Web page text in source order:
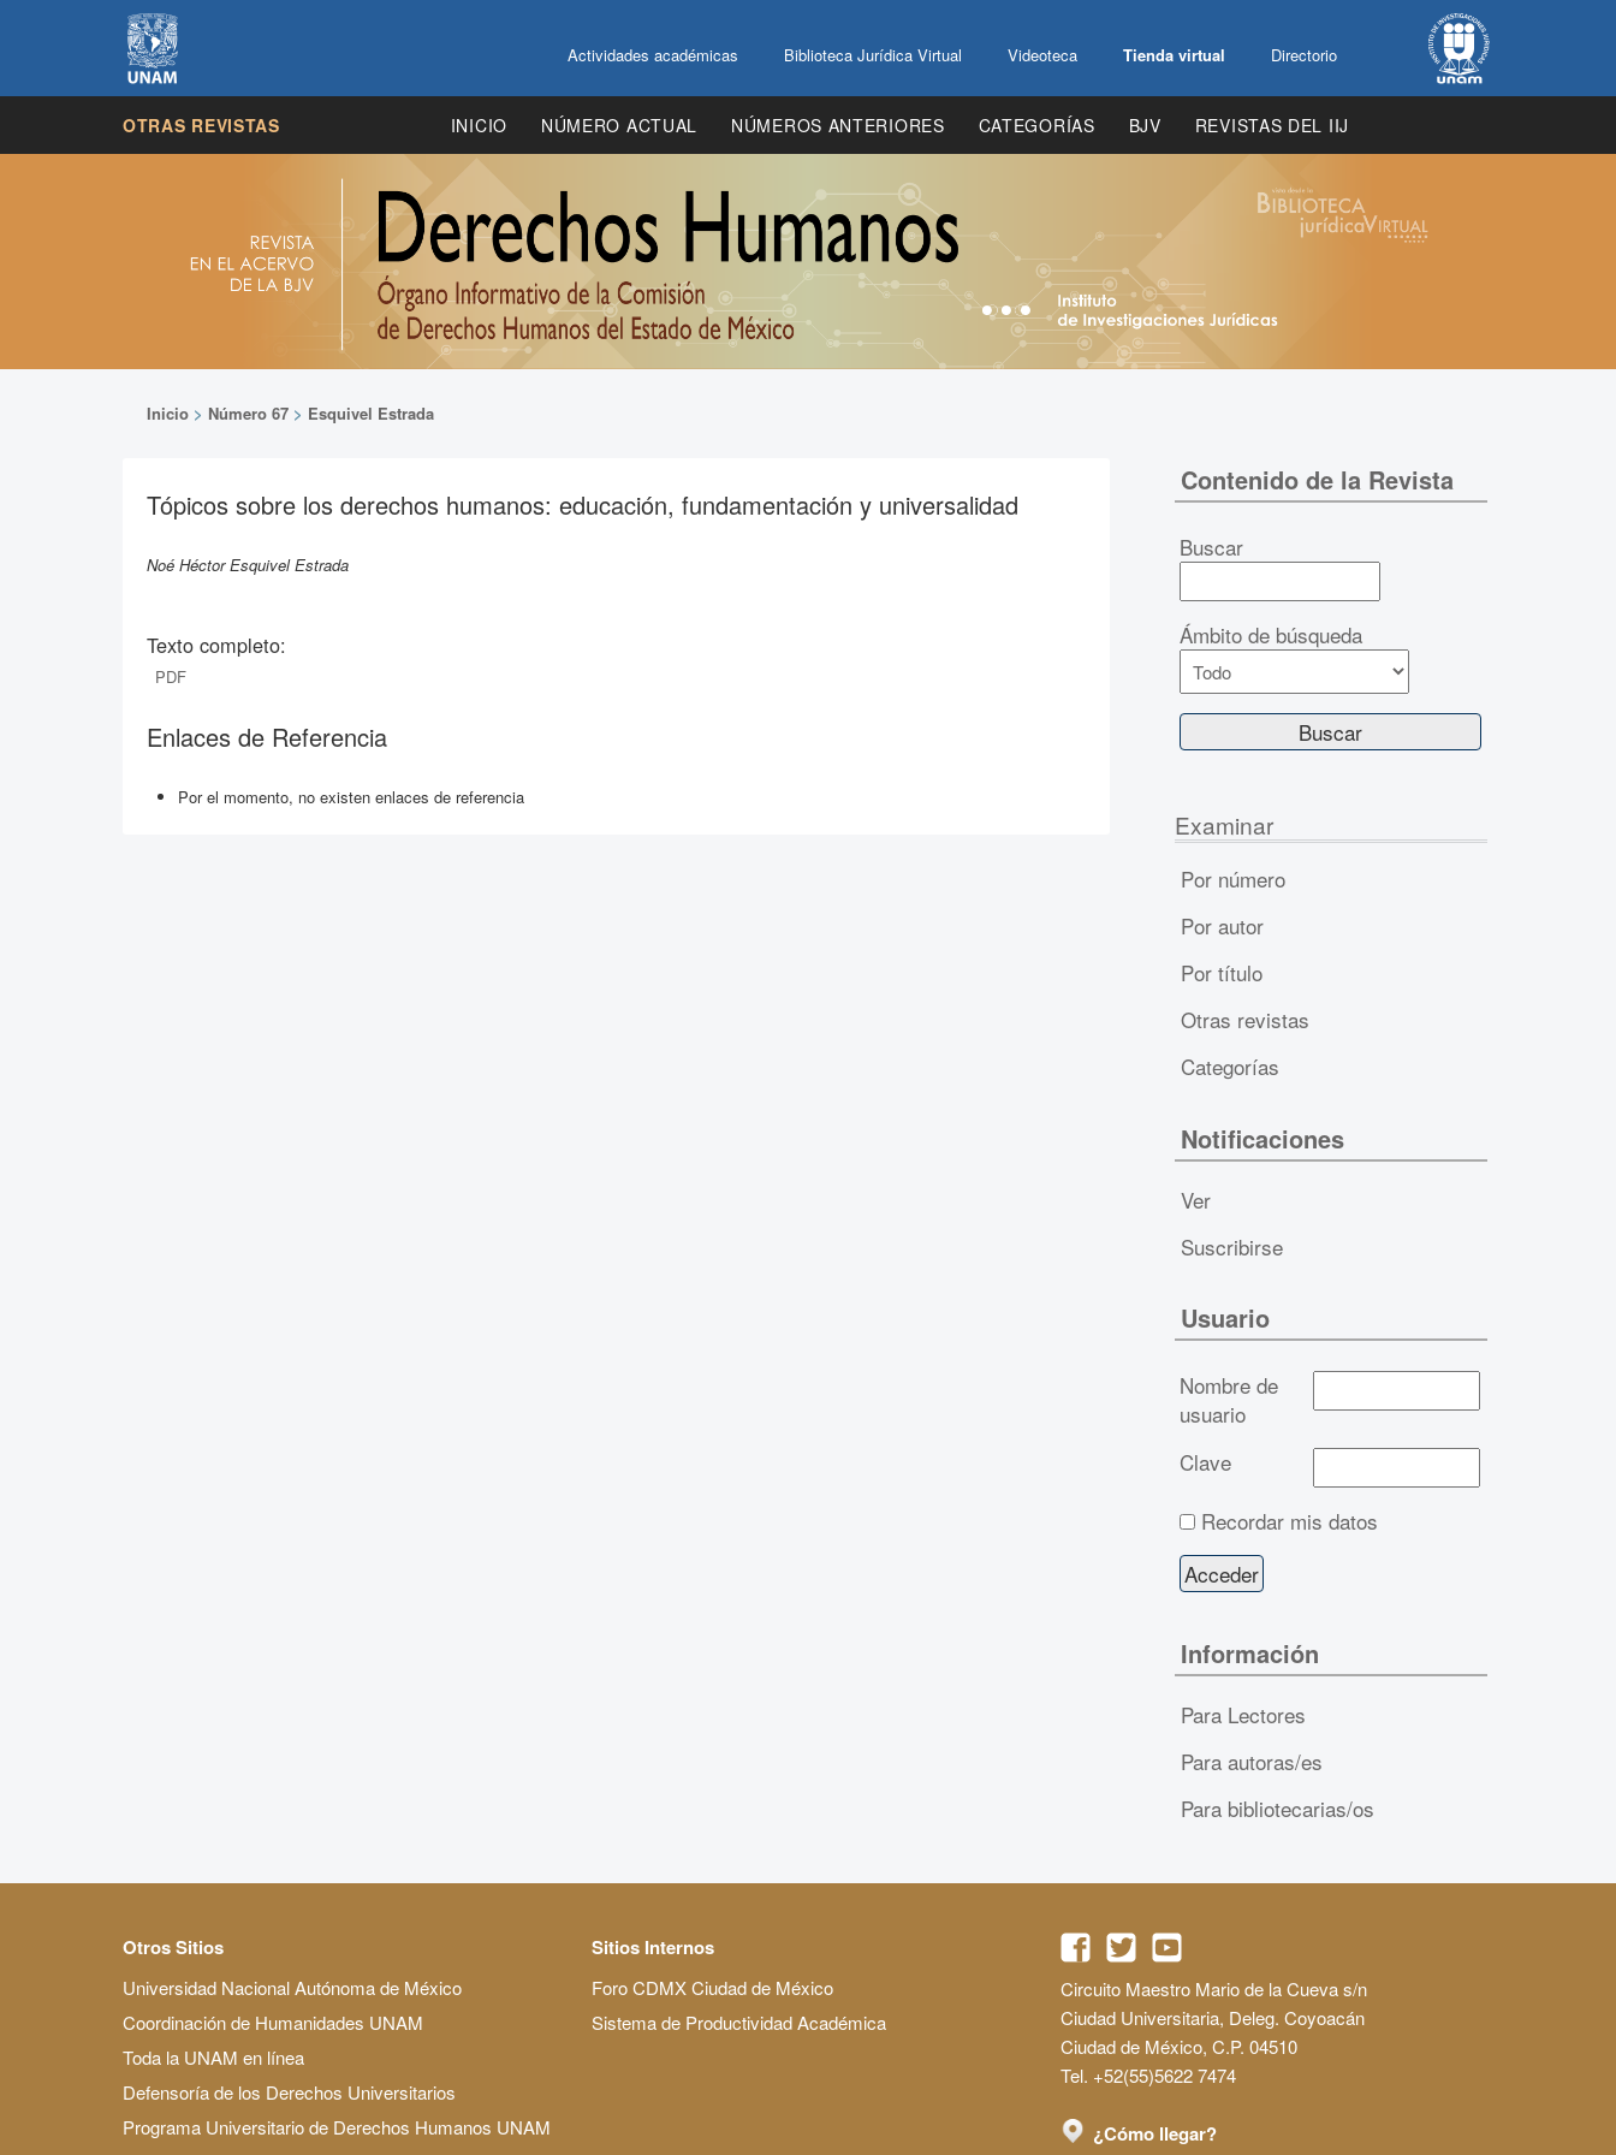
Actividades académicas Biblioteca Jurídica Virtual Videoteca Tienda virtual Directorio
OTRAS REVISTAS INICIO NÚMERO ACTUAL NÚMEROS ANTERIORES CATEGORÍAS BJV REVISTAS DEL IIJ
Inicio > Número 67 > Esquivel Estrada
Tópicos sobre los derechos humanos: educación, fundamentación y universalidad
Noé Héctor Esquivel Estrada
Texto completo:
PDF
Enlaces de Referencia
Por el momento, no existen enlaces de referencia
Contenido de la Revista
Buscar
Ámbito de búsqueda
Examinar
Por número
Por autor
Por título
Otras revistas
Categorías
Notificaciones
Ver
Suscribirse
Usuario
Nombre de
usuario
Clave
Recordar mis datos
Información
Para Lectores
Para autoras/es
Para bibliotecarias/os
Otros Sitios
Universidad Nacional Autónoma de México
Coordinación de Humanidades UNAM
Toda la UNAM en línea
Defensoría de los Derechos Universitarios
Programa Universitario de Derechos Humanos UNAM
Sitios Internos
Foro CDMX Ciudad de México
Sistema de Productividad Académica
Circuito Maestro Mario de la Cueva s/n
Ciudad Universitaria, Deleg. Coyoacán
Ciudad de México, C.P. 04510
Tel. +52(55)5622 7474
¿Cómo llegar?